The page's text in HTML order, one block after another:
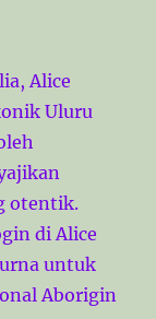
Alice
Uluru
otentik.
di Alice
untuk
Aborigin